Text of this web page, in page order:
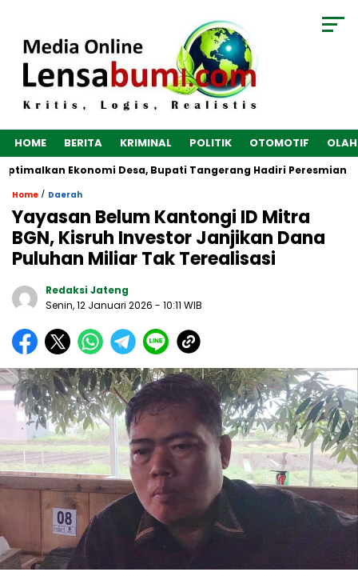
HOME BERITA KRIMINAL POLITIK OTOMOTIF
Ekonomi Desa, Bupati Tangerang Hadiri Peresmian
Home / Daerah
Yayasan Belum Kantongi ID Mitra
BGN, Kisruh Investor Janjikan Dana
Puluhan Miliar Tak Terealisasi
Redaksi Jateng
Senin, 12 Januari 2026 - 10:11 WIB